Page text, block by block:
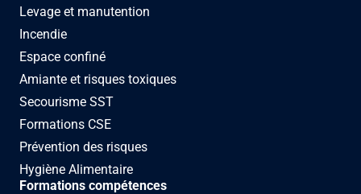
Levage et manutention
Incendie
Espace confiné
Amiante et risques toxiques
Secourisme SST
Formations CSE
Prévention des risques
Hygiène Alimentaire
Formations compétences